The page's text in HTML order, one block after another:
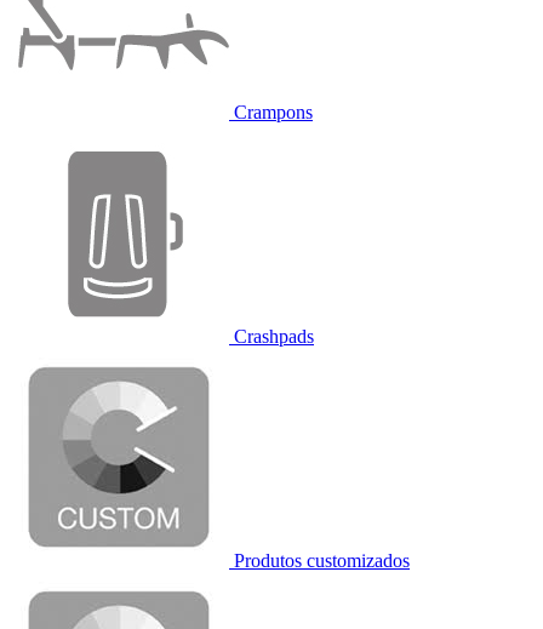
Crampons
Crashpads
Produtos customizados